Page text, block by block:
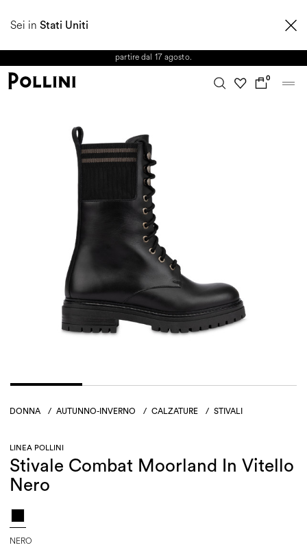
Sei in Stati Uniti
AUTUNNO/INVERNO 2026. Dall'8 al 16 agosto il Servizio Clienti non sarà
partire dal 17 agosto.
0
DONNA / AUTUNNO-INVERNO / CALZATURE / STIVALI
LINEA POLLINI
Stivale Combat Moorland In Vitello
Nero
NERO